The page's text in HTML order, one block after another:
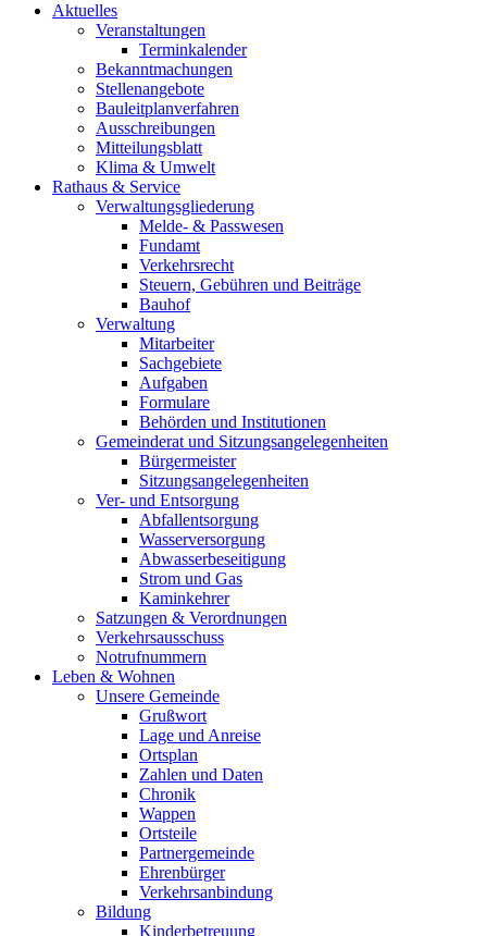
Aktuelles
Veranstaltungen
Terminkalender
Bekanntmachungen
Stellenangebote
Bauleitplanverfahren
Ausschreibungen
Mitteilungsblatt
Klima & Umwelt
Rathaus & Service
Verwaltungsgliederung
Melde- & Passwesen
Fundamt
Verkehrsrecht
Steuern, Gebühren und Beiträge
Bauhof
Verwaltung
Mitarbeiter
Sachgebiete
Aufgaben
Formulare
Behörden und Institutionen
Gemeinderat und Sitzungsangelegenheiten
Bürgermeister
Sitzungsangelegenheiten
Ver- und Entsorgung
Abfallentsorgung
Wasserversorgung
Abwasserbeseitigung
Strom und Gas
Kaminkehrer
Satzungen & Verordnungen
Verkehrsausschuss
Notrufnummern
Leben & Wohnen
Unsere Gemeinde
Grußwort
Lage und Anreise
Ortsplan
Zahlen und Daten
Chronik
Wappen
Ortsteile
Partnergemeinde
Ehrenbürger
Verkehrsanbindung
Bildung
Kinderbetreuung